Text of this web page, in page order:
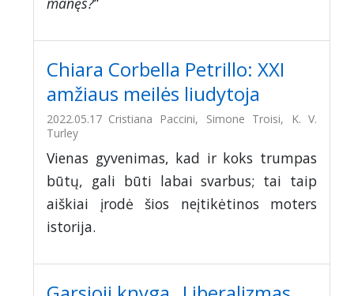
Chiara Corbella Petrillo: XXI
amžiaus meilės liudytoja
2022.05.17 Cristiana Paccini, Simone Troisi, K. V.
Turley
Vienas gyvenimas, kad ir koks trumpas
būtų, gali būti labai svarbus; tai taip
aiškiai įrodė šios neįtikėtinos moters
istorija.